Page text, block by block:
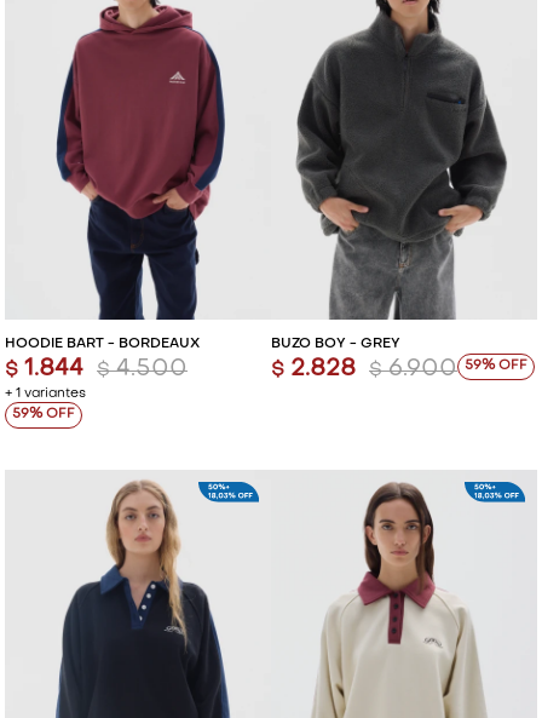
HOODIE BART - BORDEAUX
+ 1 variantes
$ 1.844 $ 4.500
59
BUZO BOY - GREY
$ 2.828 $ 6.900 59